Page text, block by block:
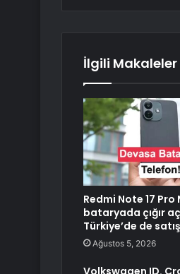
İlgili Makaleler
Redmi Note 17 Pro
bataryada çığır
Türkiye’de de
Ağustos 5, 2026